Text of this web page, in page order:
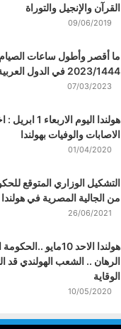
القرآن والإنجيل والتوراة
09/06/2019
ما أقصر وأطول ساعات
2023/1444 في الدول العربية والإسلامية والعالم؟
07/03/2023
هولندا اليوم
الاصابات والوفيات بهولندا
01/04/2020
التشكيل الوزاري المتوقع
من الجالية المصرية في هولندا
26/06/2021
هولندا الاحد 10مايو
الرهان .. الشعب الهولندي قد
الوقاية
10/05/2020